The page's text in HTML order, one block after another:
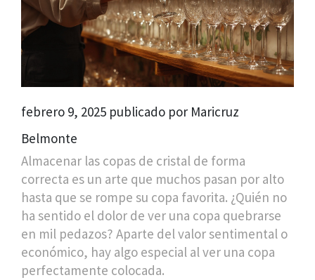
febrero 9, 2025 publicado por Maricruz
Belmonte
Almacenar las copas de cristal de forma
correcta es un arte que muchos pasan por alto
hasta que se rompe su copa favorita. ¿Quién no
ha sentido el dolor de ver una copa quebrarse
en mil pedazos? Aparte del valor sentimental o
económico, hay algo especial al ver una copa
perfectamente colocada.